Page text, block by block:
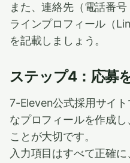
また、連絡先（電話番
ラインプロフィール（
を記載しましょう。
ステップ4：応募
7-Eleven公式採用サイ
なプロフィールを作成
ことが大切です。
入力項目はすべて正確